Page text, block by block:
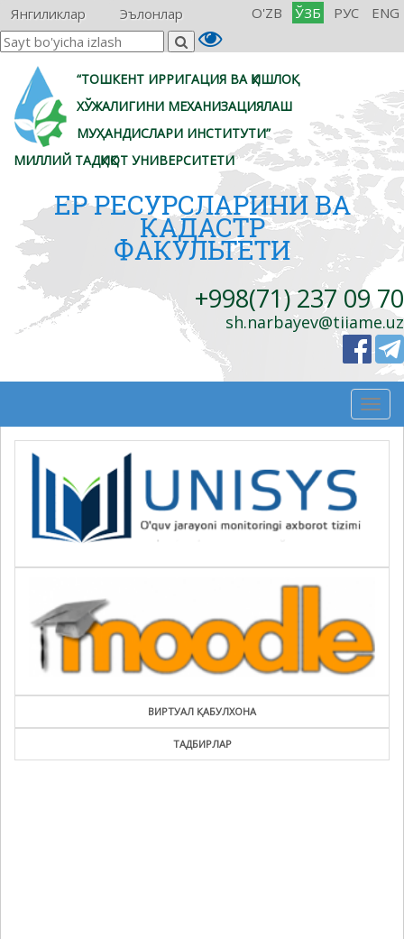
Янгиликлар Эълонлар O'ZB ЎЗБ РУС ENG
“ТОШКЕНТ ИРРИГАЦИЯ ВА ҚИШЛОҚ
ХЎЖАЛИГИНИ МЕХАНИЗАЦИЯЛАШ
МУҲАНДИСЛАРИ ИНСТИТУТИ”
МИЛЛИЙ ТАДҚИҚОТ УНИВЕРСИТЕТИ
ЕР РЕСУРСЛАРИНИ ВА
КАДАСТР
ФАКУЛЬТЕТИ
+998(71) 237 09 70
sh.narbayev@tiiame.uz
ВИРТУАЛ ҚАБУЛХОНА
ТАДБИРЛАР